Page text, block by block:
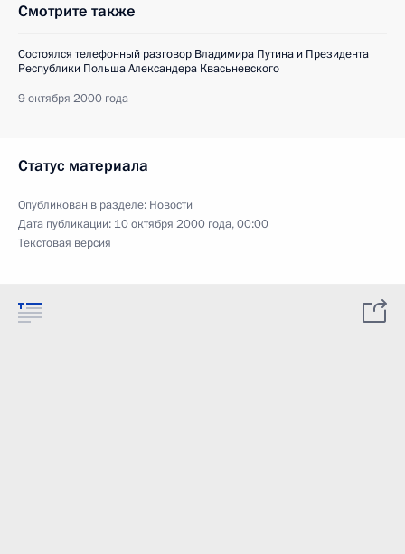
Смотрите также
Состоялся телефонный разговор Владимира Путина и Президента
Республики Польша Александера Квасьневского
9 октября 2000 года
Статус материала
Опубликован в разделе: Новости
Дата публикации: 10 октября 2000 года, 00:00
Текстовая версия